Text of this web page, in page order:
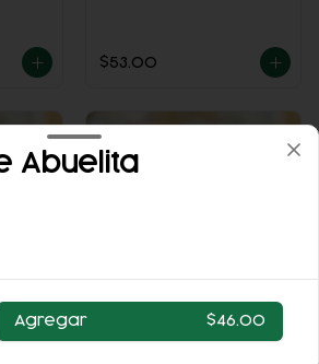
$53.00
COCA COLA ZERO
355ML.
Abuelita
Agregar $46.00